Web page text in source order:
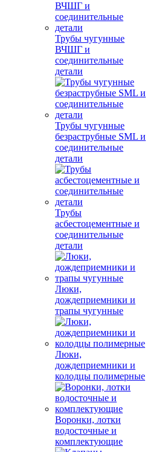
Трубы чугунные
ВЧШГ и
соединительные
детали
Трубы чугунные
безраструбные SML и
соединительные
детали
Трубы
асбестоцементные и
соединительные
детали
Люки,
дождеприемники и
трапы чугунные
Люки,
дождеприемники и
колодцы полимерные
Воронки, лотки
водосточные и
комплектующие